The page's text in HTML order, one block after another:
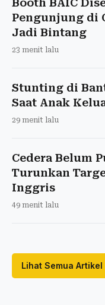
Booth BAIC
Pengunjung di
Jadi Bintang
23 menit lalu
Stunting di
Saat Anak
29 menit lalu
Cedera Belum
Turunkan
Inggris
49 menit lalu
Lihat Semua Artikel